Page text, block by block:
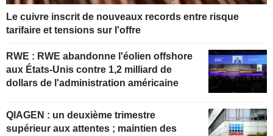
Le cuivre inscrit de nouveaux records entre risque
tarifaire et tensions sur l'offre
RWE : RWE abandonne l'éolien offshore
aux États-Unis contre 1,2 milliard de
dollars de l'administration américaine
QIAGEN : un deuxième trimestre
supérieur aux attentes ; maintien des